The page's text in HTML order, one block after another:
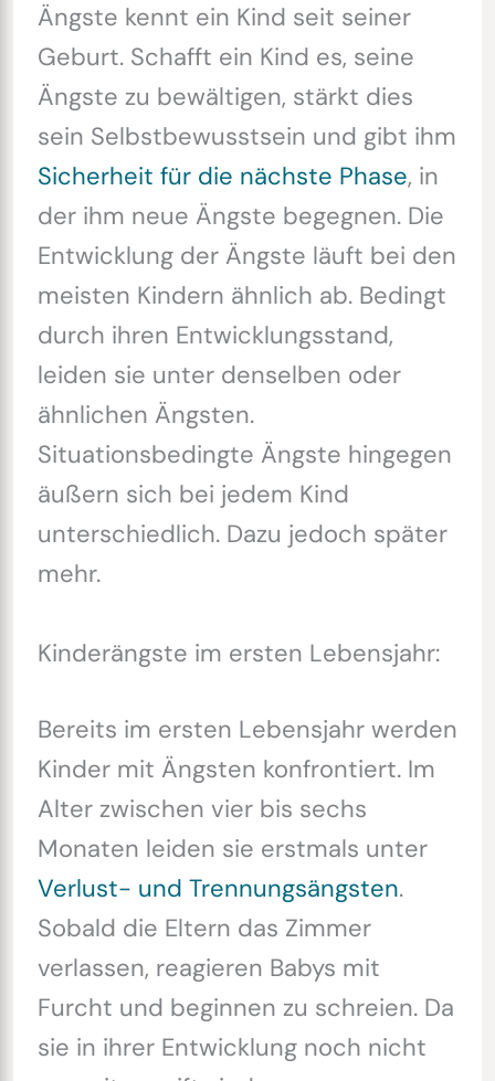
Ängste kennt ein Kind seit seiner
Geburt. Schafft ein Kind es, seine
Ängste zu bewältigen, stärkt dies
sein Selbstbewusstsein und gibt ihm
Sicherheit für die nächste Phase, in
der ihm neue Ängste begegnen. Die
Entwicklung der Ängste läuft bei den
meisten Kindern ähnlich ab. Bedingt
durch ihren Entwicklungsstand,
leiden sie unter denselben oder
ähnlichen Ängsten.
Situationsbedingte Ängste hingegen
äußern sich bei jedem Kind
unterschiedlich. Dazu jedoch später
mehr.
Kinderängste im ersten Lebensjahr:
Bereits im ersten Lebensjahr werden
Kinder mit Ängsten konfrontiert. Im
Alter zwischen vier bis sechs
Monaten leiden sie erstmals unter
Verlust- und Trennungsängsten.
Sobald die Eltern das Zimmer
verlassen, reagieren Babys mit
Furcht und beginnen zu schreien. Da
sie in ihrer Entwicklung noch nicht